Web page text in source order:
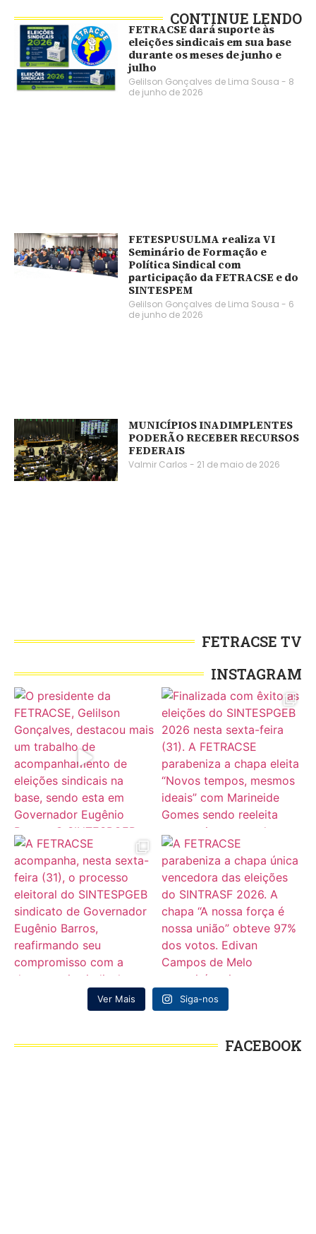
CONTINUE LENDO
FETRACSE dará suporte às
eleições sindicais em sua base
durante os meses de junho e
julho
Gelilson Gonçalves de Lima Sousa
8
de junho de 2026
FETESPUSULMA realiza VI
Seminário de Formação e
Política Sindical com
participação da FETRACSE e do
SINTESPEM
Gelilson Gonçalves de Lima Sousa
6
de junho de 2026
MUNICÍPIOS INADIMPLENTES
PODERÃO RECEBER RECURSOS
FEDERAIS
Valmir Carlos 21 de maio de 2026
FETRACSE TV
INSTAGRAM
Ver Mais Siga-nos
FACEBOOK